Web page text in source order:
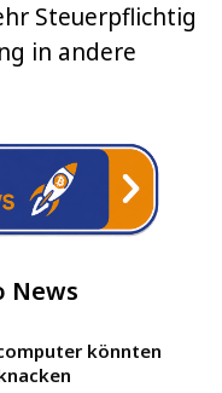
Steuerpflichtig
in andere
News
könnten